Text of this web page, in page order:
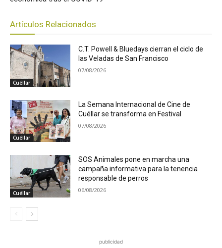
Artículos Relacionados
Cuéllar
C.T. Powell & Bluedays cierran el ciclo de
las Veladas de San Francisco
07/08/2026
Cuéllar
La Semana Internacional de Cine de
Cuéllar se transforma en Festival
07/08/2026
Cuéllar
SOS Animales pone en marcha una
campaña informativa para la tenencia
responsable de perros
06/08/2026
publicidad